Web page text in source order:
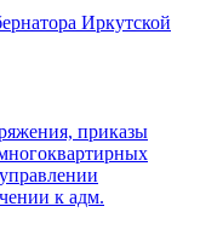
Иркутской
приказы
к адм.